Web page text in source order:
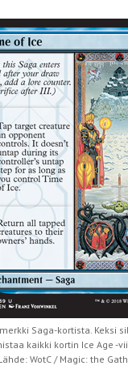
Saga-kortista. Keksi
kaikki kortin Ice Age -
WotC / Magic: the